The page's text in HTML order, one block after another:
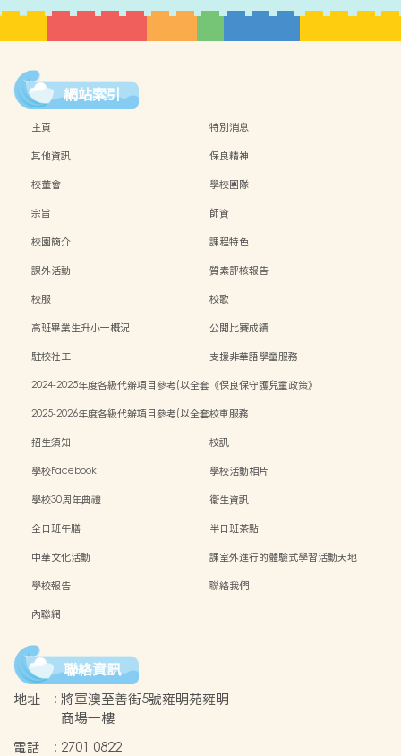
網站索引
主頁
特別消息
其他資訊
保良精神
校董會
學校團隊
宗旨
師資
校園簡介
課程特色
課外活動
質素評核報告
校服
校歌
高班畢業生升小一概況
公開比賽成績
駐校社工
支援非華語學童服務
2024-2025年度各級代辦項目參考(以全套 《保良保守護兒童政策》
2025-2026年度各級代辦項目參考(以全套校車服務
招生須知
校訊
學校Facebook
學校活動相片
學校30周年典禮
衞生資訊
全日班午膳
半日班茶點
中華文化活動
課室外進行的體驗式學習活動天地
學校報告
聯絡我們
內聯網
聯絡資訊
地址 : 將軍澳至善街5號雍明苑雍明
商場一樓
電話
: 2701 0822